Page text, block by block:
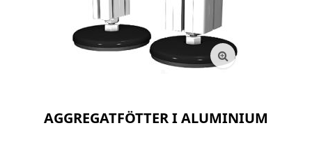
AGGREGATFÖTTER I ALUMINIUM